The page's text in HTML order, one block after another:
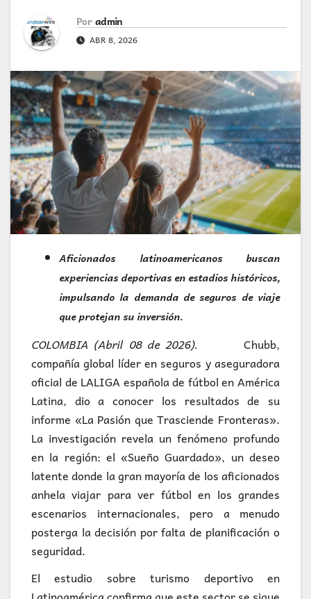
Por admin
ABR 8, 2026
Aficionados latinoamericanos buscan
experiencias deportivas en estadios históricos,
impulsando la demanda de seguros de viaje
que protejan su inversión.
COLOMBIA (Abril 08 de 2026). Chubb,
compañía global líder en seguros y aseguradora
oficial de LALIGA española de fútbol en América
Latina, dio a conocer los resultados de su
informe «La Pasión que Trasciende Fronteras».
La investigación revela un fenómeno profundo
en la región: el «Sueño Guardado», un deseo
latente donde la gran mayoría de los aficionados
anhela viajar para ver fútbol en los grandes
escenarios internacionales, pero a menudo
posterga la decisión por falta de planificación o
seguridad.
El estudio sobre turismo deportivo en